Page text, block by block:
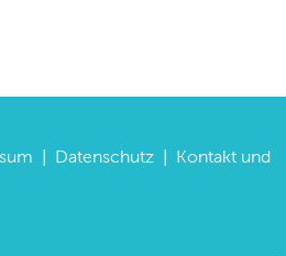
Datenschutz
Kontakt und